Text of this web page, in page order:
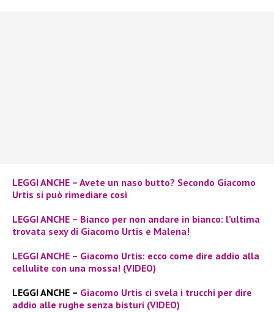
LEGGI ANCHE – Avete un naso butto? Secondo Giacomo
Urtis si può rimediare così
LEGGI ANCHE – Bianco per non andare in bianco: l’ultima
trovata sexy di Giacomo Urtis e Malena!
LEGGI ANCHE – Giacomo Urtis: ecco come dire addio alla
cellulite con una mossa! (VIDEO)
LEGGI ANCHE – Giacomo Urtis ci svela i trucchi per dire
addio alle rughe senza bisturi (VIDEO)